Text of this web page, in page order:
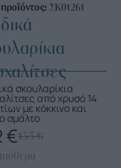
ΣΚ01261
σκουλαρίκια
από χρυσό 14
με κόκκινο και
σμάλτο
135€
€